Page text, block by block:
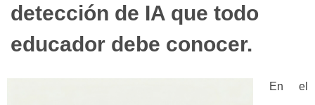
detección de IA que todo
educador debe conocer.
En el